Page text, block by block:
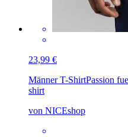
23,99 €
Männer T-ShirtPassion
shirt
von NICEshop